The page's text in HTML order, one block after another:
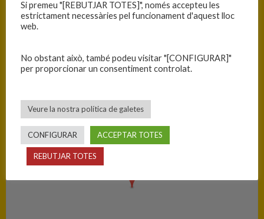
C.B. Blanes 88
PISTA
Si premeu "[REBUTJAR TOTES]", només accepteu les
estrictament necessàries pel funcionament d'aquest lloc
web.
No obstant això, també podeu visitar "[CONFIGURAR]"
per proporcionar un consentiment controlat.
Veure la nostra política de galetes
CONFIGURAR ACCEPTAR TOTES
REBUTJAR TOTES